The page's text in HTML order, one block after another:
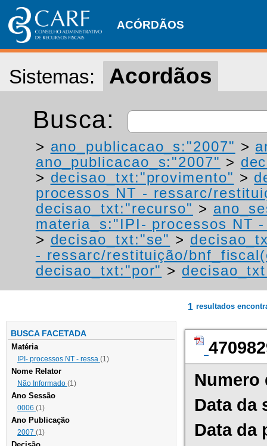
ACÓRDÃOS
Sistemas: Acordãos
Busca:
> ano_publicacao_s:"2007" >
ano_publicacao_s:"2007" >
> decisao_txt:"provimento" >
processos NT - ressarc/
decisao_txt:"recurso" >
materia_s:"IPI- processos NT
> decisao_txt:"se" >
- ressarc/restituição/
decisao_txt:"por" >
BUSCA FACETADA
Matéria
IPI- processos NT - ressa (1)
Nome Relator
Não Informado (1)
Ano Sessão
0006 (1)
Ano Publicação
2007 (1)
1 resultados
Numero
Data da
Data da